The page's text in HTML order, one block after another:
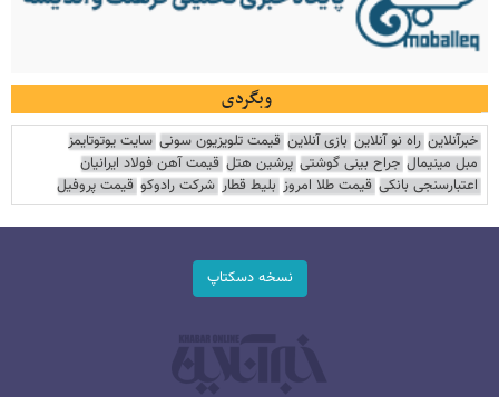
وبگردی
خبرآنلاین راه نو آنلاین بازی آنلاین قیمت تلویزیون سونی سایت یوتوتایمز
مبل مینیمال جراح بینی گوشتی پرشین هتل قیمت آهن فولاد ایرانیان
اعتبارسنجی بانکی قیمت طلا امروز بلیط قطار شرکت رادوکو قیمت پروفیل
نسخه دسکتاپ